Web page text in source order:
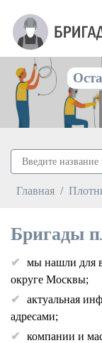
Главная
Бригады
мы нашли для
округе Москвы;
актуальная
адресами;
компании и